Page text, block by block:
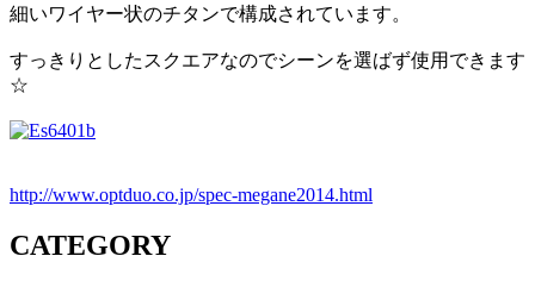
細いワイヤー状のチタンで構成されています。
すっきりとしたスクエアなのでシーンを選ばず使用できます
☆
http://www.optduo.co.jp/spec-megane2014.html
CATEGORY